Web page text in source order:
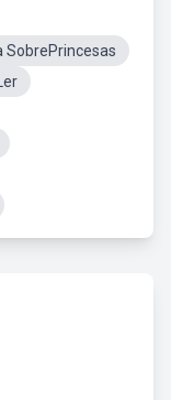
SobrePrincesas